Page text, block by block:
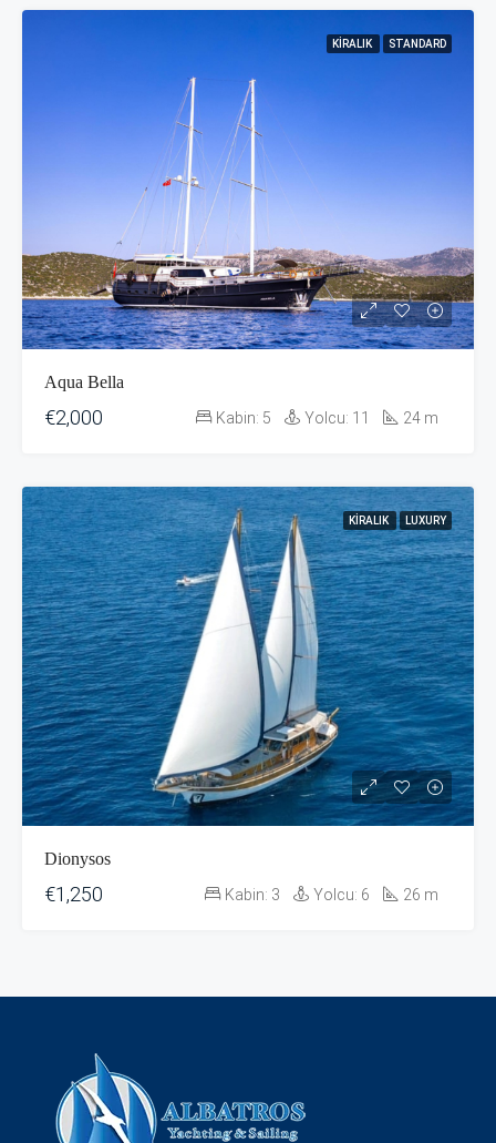
KIRALIK STANDARD
Aqua Bella
€2,000 Kabin: 5 Yolcu: 11 24 m
KIRALIK LUXURY
Dionysos
€1,250 Kabin: 3 Yolcu: 6 26 m